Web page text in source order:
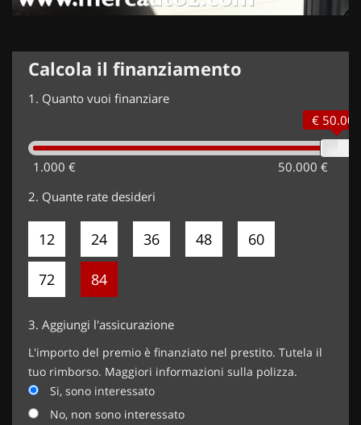
Calcola il finanziamento
1. Quanto vuoi finanziare
1.000 € 50.000 €
€ 50.000
2. Quante rate desideri
12 24 36 48 60
72 84
3. Aggiungi l'assicurazione
L'importo del premio è finanziato nel prestito. Tutela il
tuo rimborso. Maggiori informazioni sulla polizza.
Si, sono interessato
No, non sono interessato